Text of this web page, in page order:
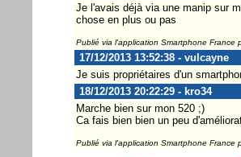
Je l'avais déjà via une manip sur
chose en plus ou pas
Publié via l'application Smartphone France
17/12/2013 13:52:38 - vulcayne
Je suis propriétaires d'un
18/12/2013 20:22:29 - kro34
Marche bien sur mon 520 ;)
Ca fais bien bien un peu
Publié via l'application Smartphone France